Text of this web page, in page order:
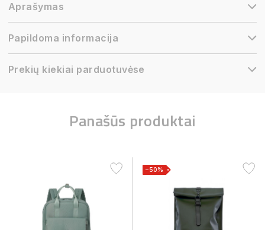
Aprašymas
Papildoma informacija
Prekių kiekiai parduotuvėse
Panašūs produktai
−50%